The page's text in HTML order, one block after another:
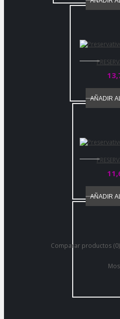
AÑADIR
AÑADIR
Comparar productos (0)